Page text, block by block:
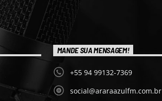
MANDE SUA MENSAGEM!
+55 94 99132-7369
social@araraazulfm.com.br